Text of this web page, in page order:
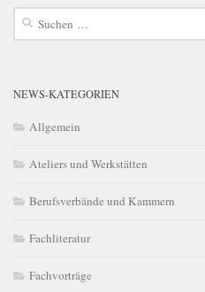
Suchen
NEWS-KATEGORIEN
Allgemein
Ateliers und Werkstätten
Berufsverbände und Kammern
Fachliteratur
Fachvorträge